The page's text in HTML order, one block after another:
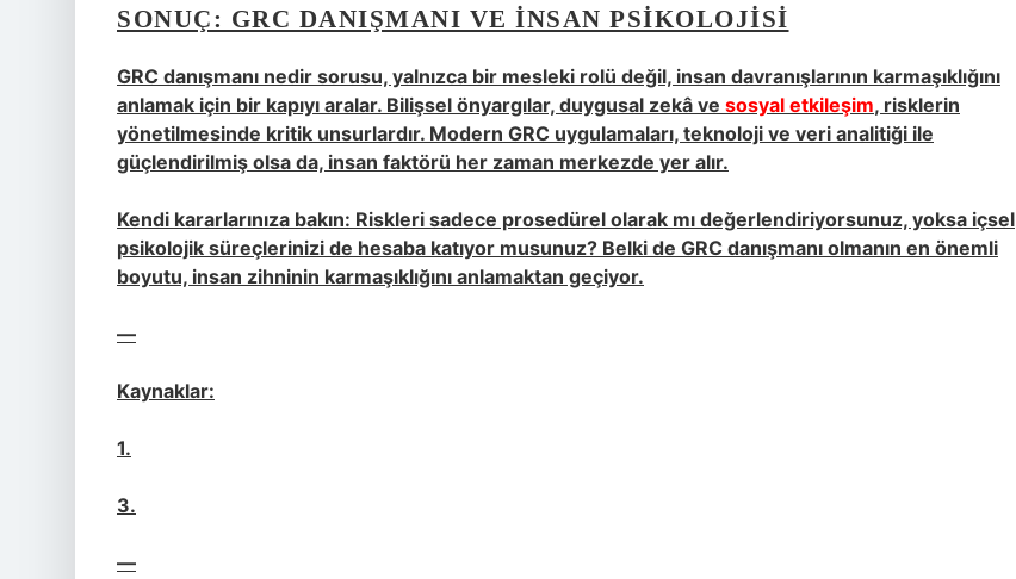
SONUÇ: GRC DANIŞMANI VE İNSAN PSIKOLOJISI
GRC danışmanı nedir sorusu, yalnızca bir mesleki rolü değil, insan davranışlarının karmaşıklığını
anlamak için bir kapıyı aralar. Bilişsel önyargılar, duygusal zekâ ve sosyal etkileşim, risklerin
yönetilmesinde kritik unsurlardır. Modern GRC uygulamaları, teknoloji ve veri analitiği ile
güçlendirilmiş olsa da, insan faktörü her zaman merkezde yer alır.
Kendi kararlarınıza bakın: Riskleri sadece prosedürel olarak mı değerlendiriyorsunuz, yoksa içsel
psikolojik süreçlerinizi de hesaba katıyor musunuz? Belki de GRC danışmanı olmanın en önemli
boyutu, insan zihninin karmaşıklığını anlamaktan geçiyor.
—
Kaynaklar:
1.
3.
—